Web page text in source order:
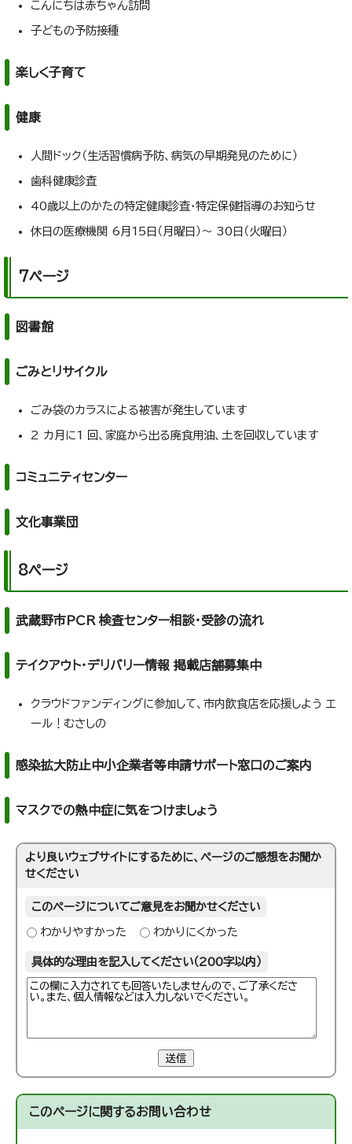
こんにちは赤ちゃん訪問
子どもの予防接種
楽しく子育て
健康
人間ドック（生活習慣病予防、病気の早期発見のために）
歯科健康診査
40歳以上のかたの特定健康診査・特定保健指導のお知らせ
休日の医療機関 6月15日（月曜日）～ 30日（火曜日）
7ページ
図書館
ごみとリサイクル
ごみ袋のカラスによる被害が発生しています
2 カ月に1 回、家庭から出る廃食用油、土を回収しています
コミュニティセンター
文化事業団
8ページ
武蔵野市PCR 検査センター相談・受診の流れ
テイクアウト・デリバリー情報 掲載店舗募集中
クラウドファンディングに参加して、市内飲食店を応援しよう エ
ール！むさしの
感染拡大防止中小企業者等申請サポート窓口のご案内
マスクでの熱中症に気をつけましょう
より良いウェブサイトにするために、ページのご感想をお聞か
せください
このページについてご意見をお聞かせください
わかりやすかった わかりにくかった
具体的な理由を記入してください（200字以内）
送信
このページに関するお問い合わせ